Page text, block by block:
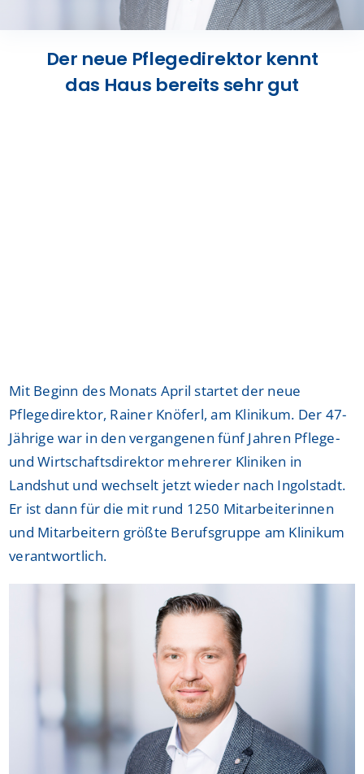
KontaktDer neue Pflegedirektor kennt
das Haus bereits sehr gut
Mit Beginn des Monats April startet der neue
Pflegedirektor, Rainer Knöferl, am Klinikum. Der 47-
Jährige war in den vergangenen fünf Jahren Pflege-
und Wirtschaftsdirektor mehrerer Kliniken in
Landshut und wechselt jetzt wieder nach Ingolstadt.
Er ist dann für die mit rund 1250 Mitarbeiterinnen
und Mitarbeitern größte Berufsgruppe am Klinikum
verantwortlich.